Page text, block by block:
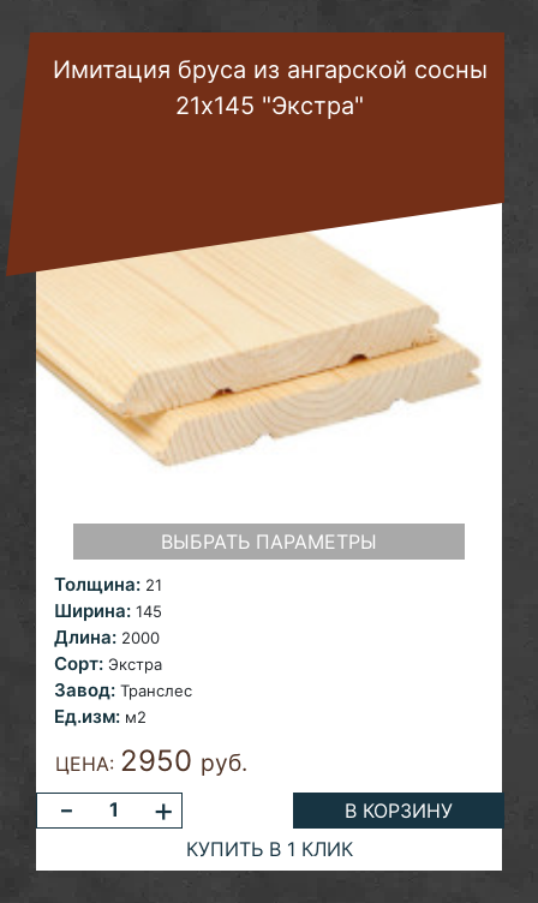
Имитация бруса из ангарской сосны
21х145 "Экстра"
ВЫБРАТЬ ПАРАМЕТРЫ
Толщина: 21
Ширина: 145
Длина: 2000
Сорт: Экстра
Завод: Транслес
Ед.изм: м2
ЦЕНА: 2950 руб.
- +
В КОРЗИНУ
КУПИТЬ В 1 КЛИК